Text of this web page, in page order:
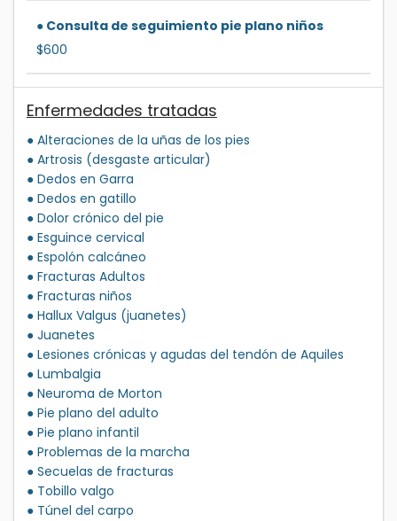
● Consulta de seguimiento pie plano niños
$600
Enfermedades tratadas
● Alteraciones de la uñas de los pies
● Artrosis (desgaste articular)
● Dedos en Garra
● Dedos en gatillo
● Dolor crónico del pie
● Esguince cervical
● Espolón calcáneo
● Fracturas Adultos
● Fracturas niños
● Hallux Valgus (juanetes)
● Juanetes
● Lesiones crónicas y agudas del tendón de Aquiles
● Lumbalgia
● Neuroma de Morton
● Pie plano del adulto
● Pie plano infantil
● Problemas de la marcha
● Secuelas de fracturas
● Tobillo valgo
● Túnel del carpo